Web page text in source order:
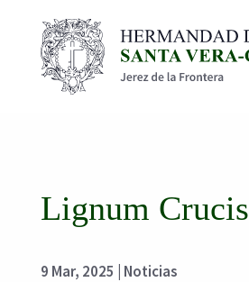
Lignum Crucis
9 Mar, 2025 Noticias